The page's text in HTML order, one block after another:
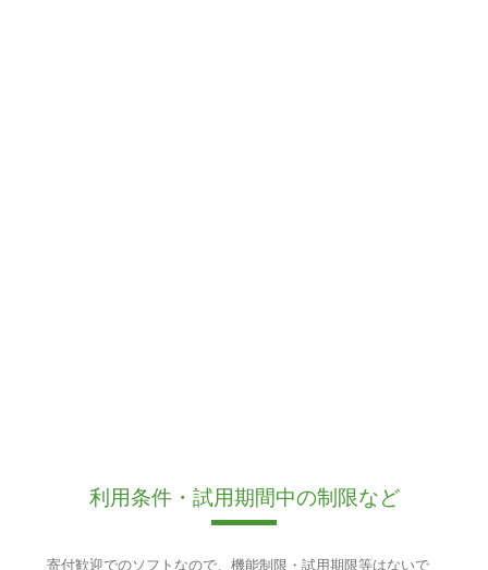
利用条件・試用期間中の制限など
寄付歓迎でのソフトなので、機能制限・試用期限等はないで